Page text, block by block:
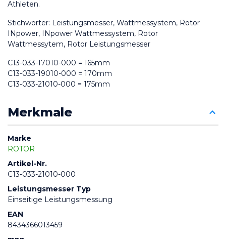
Athleten.
Stichworter: Leistungsmesser, Wattmessystem, Rotor
INpower, INpower Wattmessystem, Rotor
Wattmessytem, Rotor Leistungsmesser
C13-033-17010-000 = 165mm
C13-033-19010-000 = 170mm
C13-033-21010-000 = 175mm
Merkmale
Marke
ROTOR
Artikel-Nr.
C13-033-21010-000
Leistungsmesser Typ
Einseitige Leistungsmessung
EAN
8434366013459